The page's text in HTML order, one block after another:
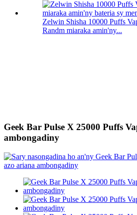
Zelwin Shisha 10000 Puffs
Randm miaraka amin'ny...
Geek Bar Pulse X 25000 Puffs
ambongadiny